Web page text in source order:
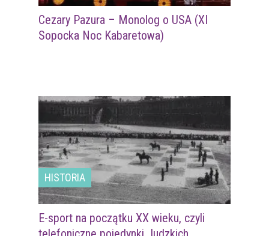
Cezary Pazura – Monolog o USA (XI
Sopocka Noc Kabaretowa)
HISTORIA
E-sport na początku XX wieku, czyli